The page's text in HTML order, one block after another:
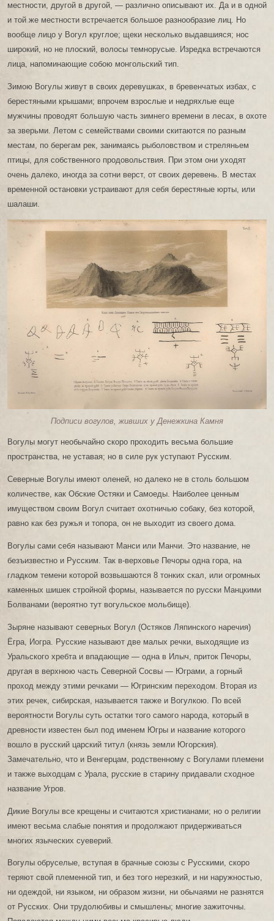
местности, другой в другой, — различно описывают их. Да и в одной
и той же местности встречается большое разнообразие лиц. Но
вообще лицо у Вогул круглое; щеки несколько выдавшияся; нос
широкий, но не плоский, волосы темнорусые. Изредка встречаются
лица, напоминающие собою монгольский тип.
Зимою Вогулы живут в своих деревушках, в бревенчатых избах, с
берестяными крышами; впрочем взрослые и недряхлые еще
мужчины проводят большую часть зимнего времени в лесах, в охоте
за зверьми. Летом с семействами своими скитаются по разным
местам, по берегам рек, занимаясь рыболовством и стреляньем
птицы, для собственного продовольствия. При этом они уходят
очень далеко, иногда за сотни верст, от своих деревень. В местах
временной остановки устраивают для себя берестяные юрты, или
шалаши.
Подписи вогулов, живших у Денежкина Камня
Вогулы могут необычайно скоро проходить весьма большие
пространства, не уставая; но в силе рук уступают Русским.
Северные Вогулы имеют оленей, но далеко не в столь большом
количестве, как Обские Остяки и Самоеды. Наиболее ценным
имуществом своим Вогул считает охотничью собаку, без которой,
равно как без ружья и топора, он не выходит из своего дома.
Вогулы сами себя называют Манси или Манчи. Это название, не
безъизвестно и Русским. Так в-верховье Печоры одна гора, на
гладком темени которой возвышаются 8 тонких скал, или огромных
каменных шишек стройной формы, называется по русски Манцкими
Болванами (вероятно тут вогульское мольбище).
Зыряне называют северных Вогул (Остяков Ляпинского наречия)
Ёгра, Иогра. Русские называют две малых речки, выходящие из
Уральского хребта и впадающие — одна в Илыч, приток Печоры,
другая в верхнюю часть Северной Сосвы — Юграми, а горный
проход между этими речками — Югринским переходом. Вторая из
этих речек, сибирская, называется также и Вогулкою. По всей
вероятности Вогулы суть остатки того самого народа, который в
древности известен был под именем Югры и название которого
вошло в русский царский титул (князь земли Югорския).
Замечательно, что и Венгерцам, родственному с Вогулами племени
и также выходцам с Урала, русские в старину придавали сходное
название Угров.
Дикие Вогулы все крещены и считаются христианами; но о религии
имеют весьма слабые понятия и продолжают придерживаться
многих языческих суеверий.
Вогулы обруселые, вступая в брачные союзы с Русскими, скоро
теряют свой племенной тип, и без того нерезкий, и ни наружностью,
ни одеждой, ни языком, ни образом жизни, ни обычаями не разнятся
от Русских. Они трудолюбивы и смышлены; многие зажиточны.